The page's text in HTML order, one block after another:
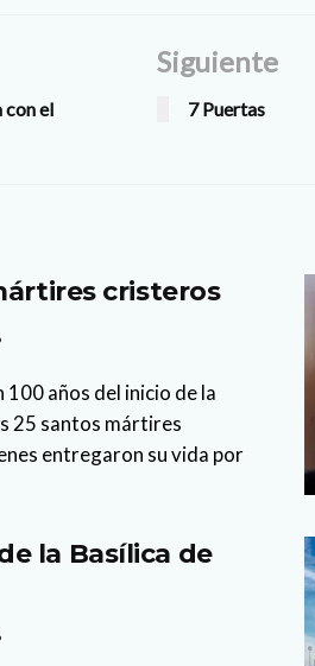
con el
Siguiente
7 Puertas
cristeros
100 años del inicio de la
25 santos mártires
entregaron su vida por
la Basílica de